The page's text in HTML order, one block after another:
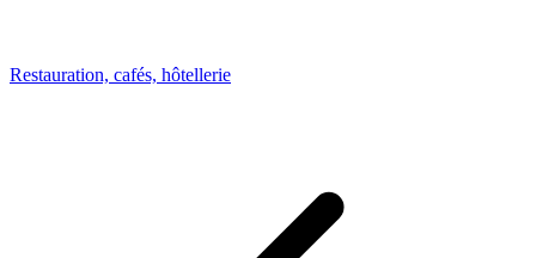
Restauration, cafés, hôtellerie